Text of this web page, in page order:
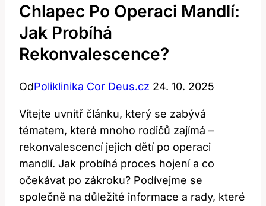
Chlapec Po Operaci Mandlí:
Jak Probíhá
Rekonvalescence?
OdPoliklinika Cor Deus.cz 24. 10. 2025
Vítejte‍ uvnitř článku, který se zabývá
tématem,⁢ které mnoho rodičů zajímá –
rekonvalescencí jejich dětí po operaci
mandlí.⁣ Jak probíhá proces hojení a co
očekávat po‍ zákroku? Podívejme se
společně na důležité informace a rady, které